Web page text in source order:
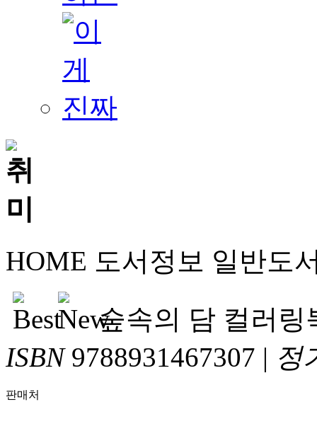
HOME 도서정보 일반도
숲속의 담 컬러링
ISBN9788931467307 | 정
판매처